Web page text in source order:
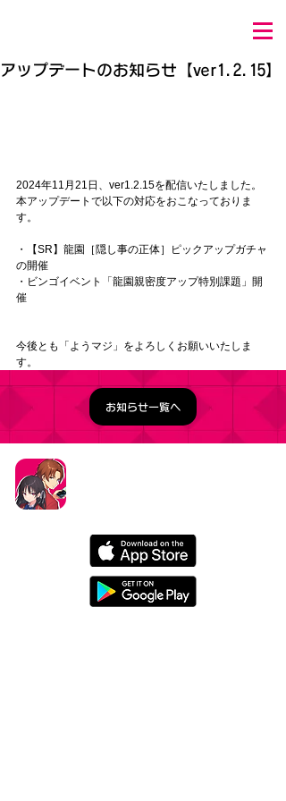
アップデートのお知らせ【ver1.2.15】
2024年11月21 日、ver1.2.15を配信いたしました。
本アップデートで以下の対応をおこなっておりま
す。
・【SR】龍園［隠し事の正体］ピックアップガチャ
の開催
・ビンゴイベント「龍園親密度アップ特別課題」開
催
今後とも「ようマジ」をよろしくお願いいたしま
す。
お知らせ一覧へ